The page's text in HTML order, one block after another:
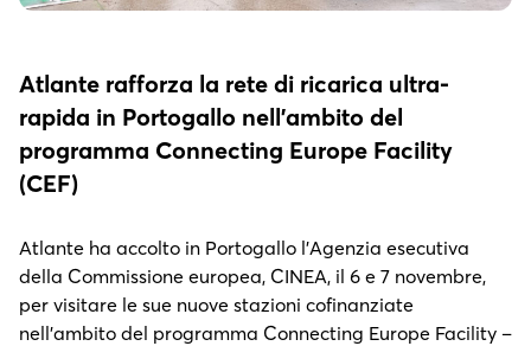
Atlante rafforza la rete di ricarica ultra-
rapida in Portogallo nell’ambito del
programma Connecting Europe Facility
(CEF)
Atlante ha accolto in Portogallo l’Agenzia esecutiva
della Commissione europea, CINEA, il 6 e 7 novembre,
per visitare le sue nuove stazioni cofinanziate
nell’ambito del programma Connecting Europe Facility –